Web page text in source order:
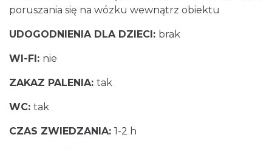
poruszania się na wózku wewnątrz obiektu
UDOGODNIENIA DLA DZIECI: brak
WI-FI: nie
ZAKAZ PALENIA: tak
WC: tak
CZAS ZWIEDZANIA: 1-2 h